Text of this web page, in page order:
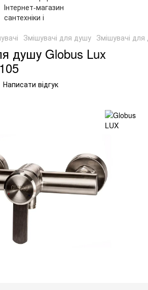
Змішувачі для душу Змішувачі
душу Globus Lux
Написати відгук